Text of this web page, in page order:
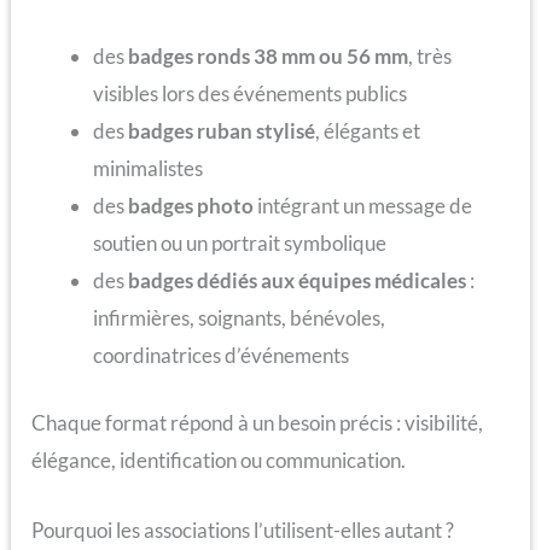
desbadges ronds 38 mm ou 56 mm, très
visibles lors des événements publics
desbadges ruban stylisé, élégants et
minimalistes
desbadges photo intégrant un message de
soutien ou un portrait symbolique
desbadges dédiés aux équipes médicales:
infirmières, soignants, bénévoles,
coordinatrices d’événements
Chaque format répond à un besoin précis : visibilité,
élégance, identification ou communication.
Pourquoi les associations l’utilisent-elles autant ?